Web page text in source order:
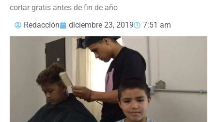
cortar gratis antes de fin de año
Redacción
diciembre 23, 2019 7:51 am